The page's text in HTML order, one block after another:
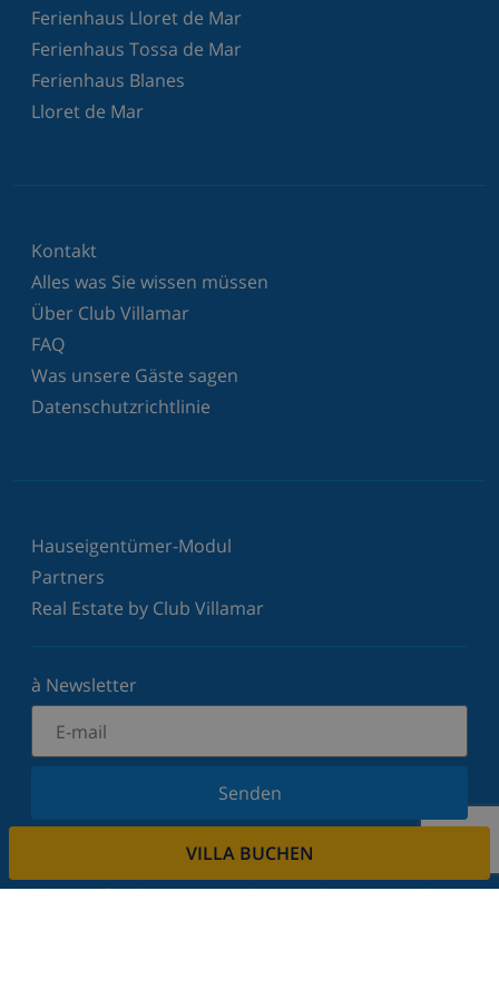
VILLA BUCHEN
Ferienhaus Lloret de Mar
Ferienhaus Tossa de Mar
Ferienhaus Blanes
Lloret de Mar
Kontakt
Alles was Sie wissen müssen
Über Club Villamar
FAQ
Was unsere Gäste sagen
Datenschutzrichtlinie
Hauseigentümer-Modul
Partners
Real Estate by Club Villamar
à Newsletter
Senden
Melden Sie sich für unseren Newsletter an und
dem Laufenden. Wir respektieren Ihre Privatsphäre.